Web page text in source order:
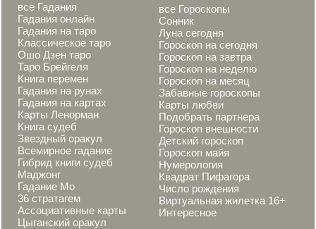
все Гадания
Гадания онлайн
Гадания на таро
Классическое таро
Ошо Дзен таро
Таро Брейгеля
Книга перемен
Гадания на рунах
Гадания на картах
Карты Ленорман
Книга судеб
Звездный оракул
Всемирное гадание
Гибрид книги судеб
Маджонг
Гадание Мо
36 стратагем
Ассоциативные карты
Цыганский оракул
все Гороскопы
Сонник
Луна сегодня
Гороскоп на сегодня
Гороскоп на завтра
Гороскоп на неделю
Гороскоп на месяц
Забавные гороскопы
Карты любви
Подобрать партнера
Гороскоп внешности
Детский гороскоп
Гороскоп майя
Нумерология
Квадрат Пифагора
Число рождения
Виртуальная жилетка 16+
Интересное